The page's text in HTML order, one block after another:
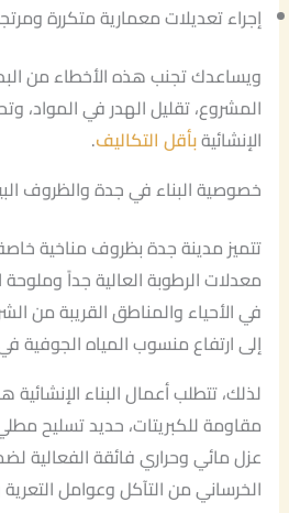
إجراء تعديلات معمارية متكررة
ويساعدك تجنب هذه الأخطاء من
المشروع، تقليل الهدر في المواد،
الإنشائيةبأقل التكاليف.
خصوصية البناء في جدة والظروف
تتميز مدينة جدة بظروف مناخية
معدلات الرطوبة العالية جداً
في الأحياء والمناطق القريبة من
إلى ارتفاع منسوب المياه الجوفية
لذلك، تتطلب أعمال البناء الإنشائية
مقاومة للكبريتات، حديد تسليح
عزل مائي وحراري فائقة الفعالية
الخرساني من التآكل وعوامل